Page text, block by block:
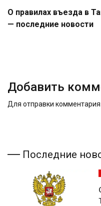
О правилах въезда в
— последние новости
Добавить
Для отправки
Последние